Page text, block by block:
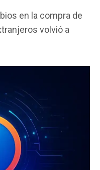
en la compra de
volvió a